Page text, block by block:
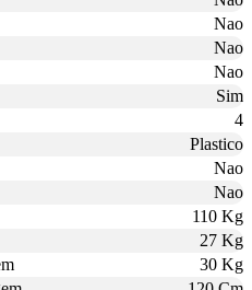
Nao
Nao
Nao
Sim
4
Plastico
Nao
Nao
110 Kg
27 Kg
30 Kg